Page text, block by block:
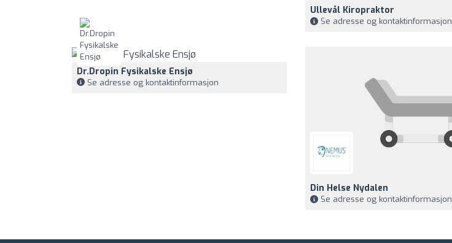
Ullevål Kiropraktor
Se adresse og kontaktinformasjon
Dr.Dropin Fysikalske Ensjø
Se adresse og kontaktinformasjon
Din Helse Nydalen
Se adresse og kontaktinformasjon